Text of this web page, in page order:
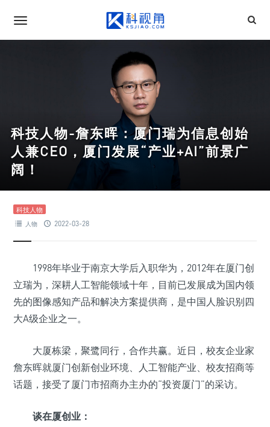
科技人物-詹东晖：厦门瑞为信息创始
人兼CEO，厦门发展“产业+AI”前景广
阔！
科技人物
人物 2022-03-28
1998年毕业于南京大学后入职华为，2012年在厦门创
立瑞为，深耕人工智能领域十年，目前已发展成为国内领
先的图像感知产品和解决方案提供商，是中国人脸识别四
大A级企业之一。
大厦栋梁，聚鹭同行，合作共赢。近日，校友企业家
詹东晖就厦门创新创业环境、人工智能产业、校友招商等
话题，接受了厦门市招商办主办的“投资厦门”的采访。
谈在厦创业：